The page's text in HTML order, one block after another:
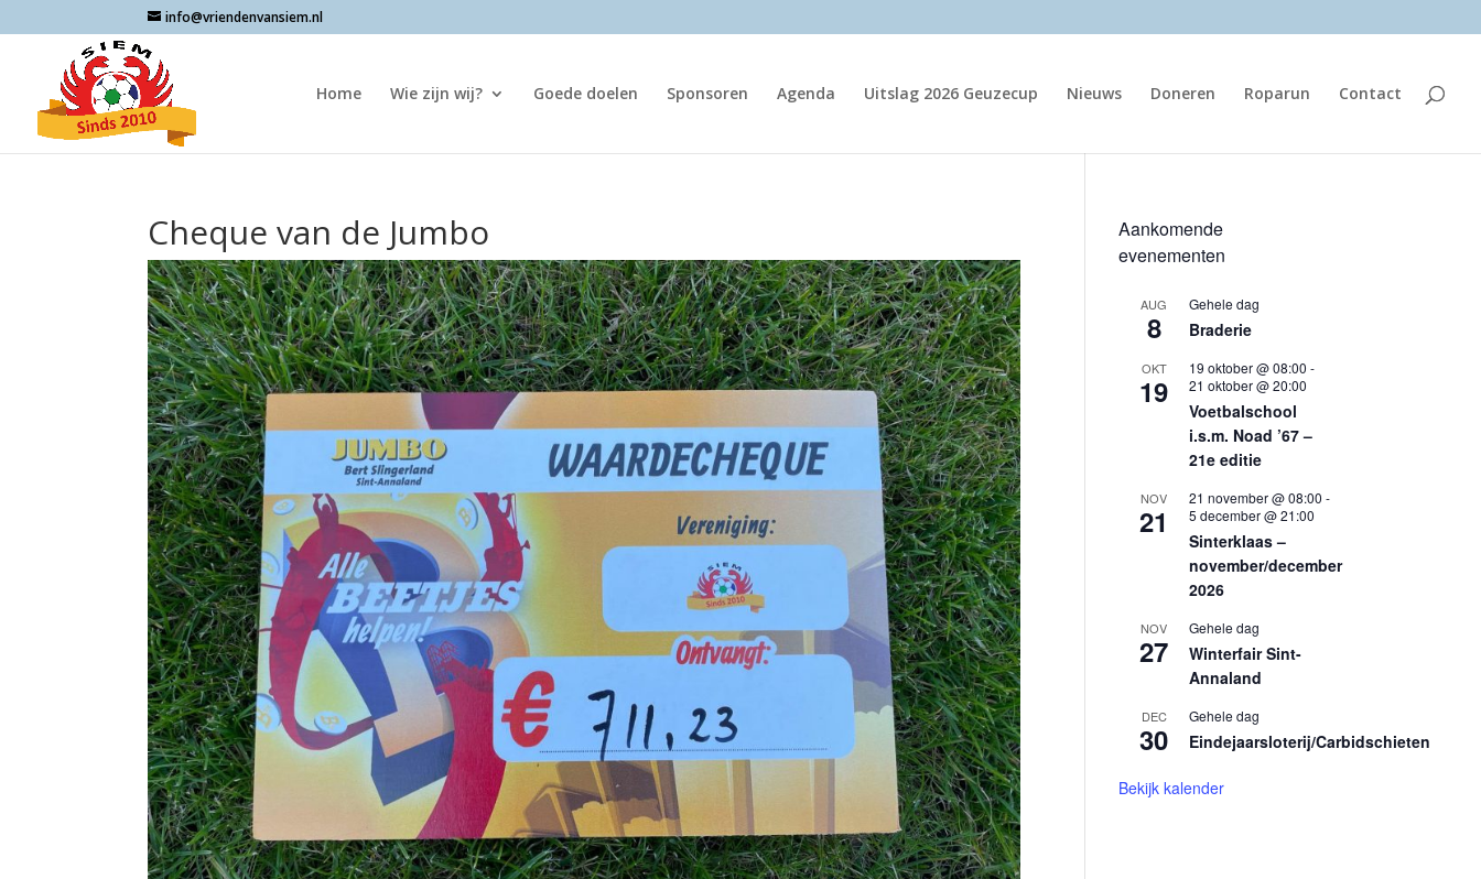
info@vriendenvansiem.nl
Home Wie zijn wij? Goede doelen Sponsoren Agenda Uitslag 2026 Geuzecup Nieuws Doneren Roparun Contact
Cheque van de Jumbo
Aankomende
evenementen
AUG
8
Gehele dag
Braderie
OKT
19
19 oktober @ 08:00 -
21 oktober @ 20:00
Voetbalschool
i.s.m. Noad ’67 –
21e editie
NOV
21
21 november @ 08:00 -
5 december @ 21:00
Sinterklaas –
november/december
2026
NOV
27
Gehele dag
Winterfair Sint-
Annaland
DEC
30
Gehele dag
Eindejaarsloterij/Carbidschieten
Bekijk kalender